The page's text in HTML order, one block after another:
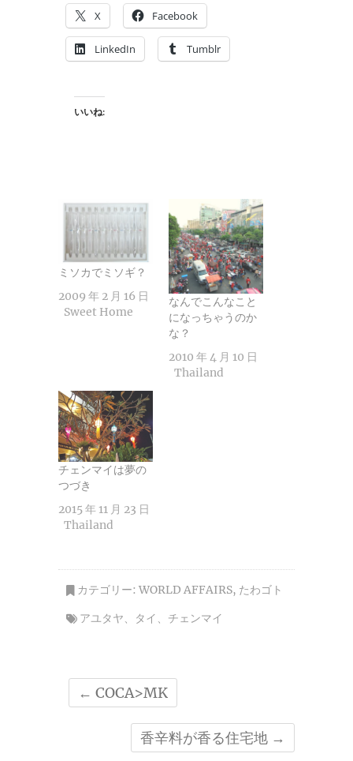
X Facebook
LinkedIn Tumblr
いいね:
ミソカでミソギ？
2009 年 2 月 16 日
Sweet Home
なんでこんなこと
になっちゃうのか
な？
2010 年 4 月 10 日
Thailand
チェンマイは夢の
つづき
2015 年 11 月 23 日
Thailand
カテゴリー: WORLD AFFAIRS, たわゴト
アユタヤ、 タイ 、 チェンマイ
← COCA>MK
香辛料が香る住宅地 →